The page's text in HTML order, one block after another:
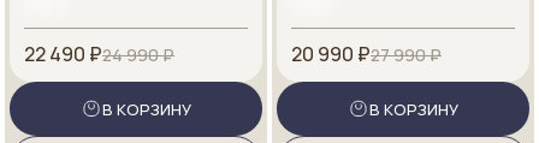
22 490 ₽24 990 ₽
В КОРЗИНУ
20 990 ₽27 990 ₽
В КОРЗИНУ